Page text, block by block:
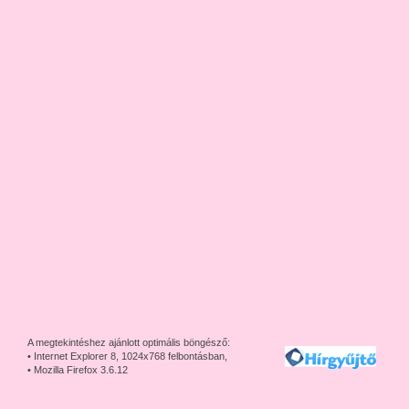
A megtekintéshez ajánlott optimális böngésző:
• Internet Explorer 8, 1024x768 felbontásban,
• Mozilla Firefox 3.6.12